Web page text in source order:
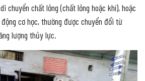
chuyển chất lỏng (chất lỏng hoặc khí), hoặc
cơ học, thường được chuyển đổi từ
lượng thủy lực.